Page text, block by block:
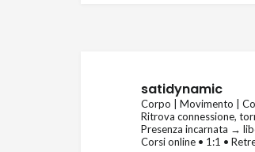
satidynamic
Corpo | Movimento |
Ritrova connessione,
Presenza incarnata →
Corsi online • 1:1 •